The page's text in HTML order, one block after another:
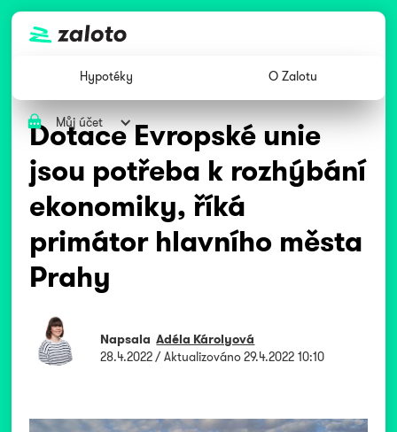
Hypotéky O Zalotu
Můj účet
Dotace Evropské unie
jsou potřeba k rozhýbání
ekonomiky, říká
primátor hlavního města
Prahy
Napsala Adéla Károlyová
28.4.2022/ Aktualizováno29.4.2022 10:10